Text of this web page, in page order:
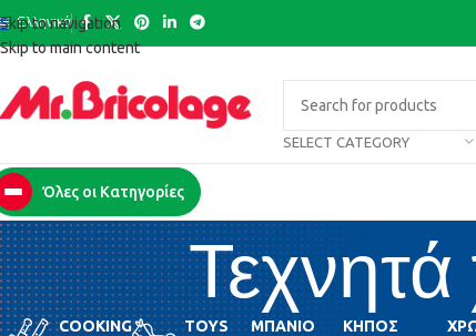
Skip to navigation
Skip to main content
Ελληνικά
SELECT CATEGORY
Όλες οι Κατηγορίες
Τεχνητά
COOKING
TOYS
ΜΠΆΝΙΟ
ΚΉΠΟΣ